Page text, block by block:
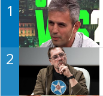
1
2